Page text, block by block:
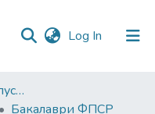
Log In (current)
01. Кваліфікаційні випускні роботи здобувачів вищої освіти
Бакалаври ФПСР